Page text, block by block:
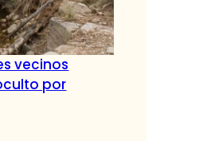
vecinos
por